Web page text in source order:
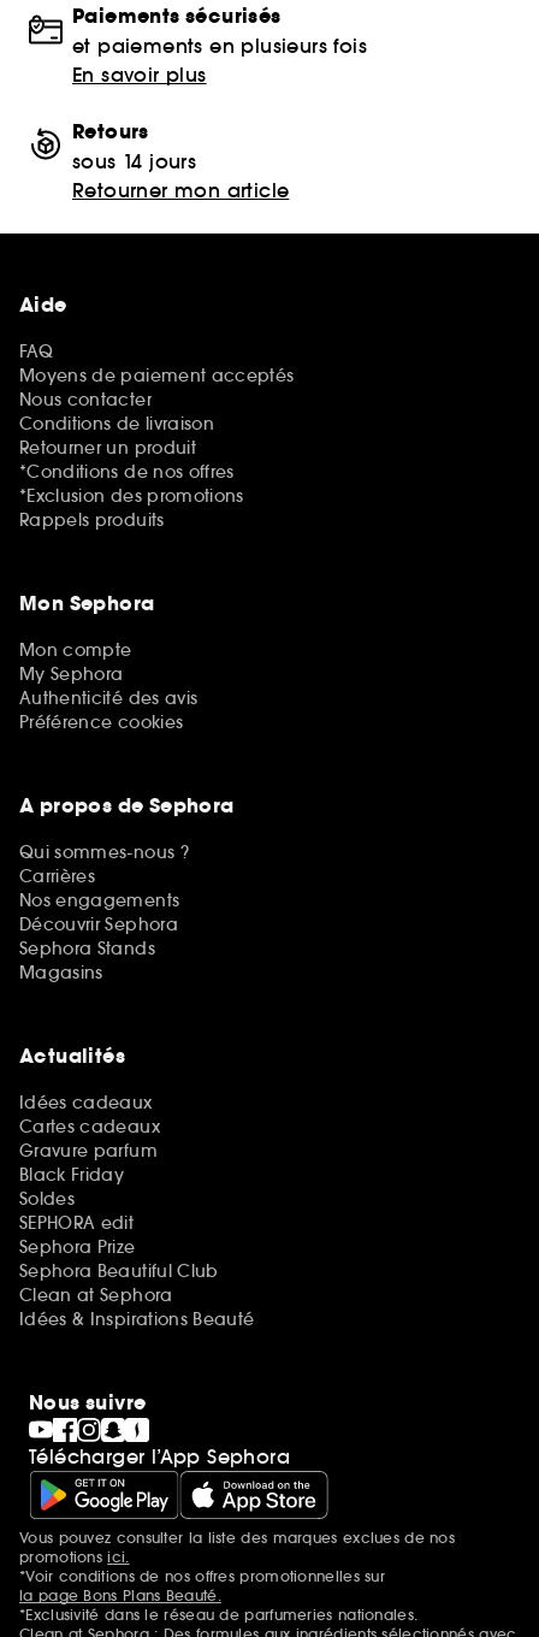
Paiements sécurisés
et paiements en plusieurs fois
En savoir plus
Retours
sous 14 jours
Retourner mon article
Aide
FAQ
Moyens de paiement acceptés
Nous contacter
Conditions de livraison
Retourner un produit
*Conditions de nos offres
*Exclusion des promotions
Rappels produits
Mon Sephora
Mon compte
My Sephora
Authenticité des avis
Préférence cookies
A propos de Sephora
Qui sommes-nous ?
Carrières
Nos engagements
Découvrir Sephora
Sephora Stands
Magasins
Actualités
Idées cadeaux
Cartes cadeaux
Gravure parfum
Black Friday
Soldes
SEPHORA edit
Sephora Prize
Sephora Beautiful Club
Clean at Sephora
Idées & Inspirations Beauté
Nous suivre
Télécharger l’App Sephora
Mentions additionnelles
Vous pouvez consulter la liste des marques exclues de nos
promotionsici.
*Voir conditions de nos offres promotionnelles sur
la page Bons Plans Beauté.
*Exclusivité dans le réseau de parfumeries nationales.